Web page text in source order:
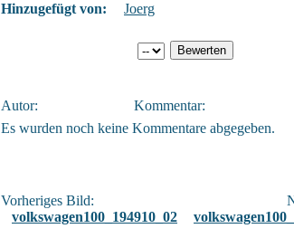
Hinzugefügt von:
Joerg
Autor:
Kommentar:
Es wurden noch keine Kommentare abgegeben.
Vorheriges Bild:
volkswagen100_194910_02